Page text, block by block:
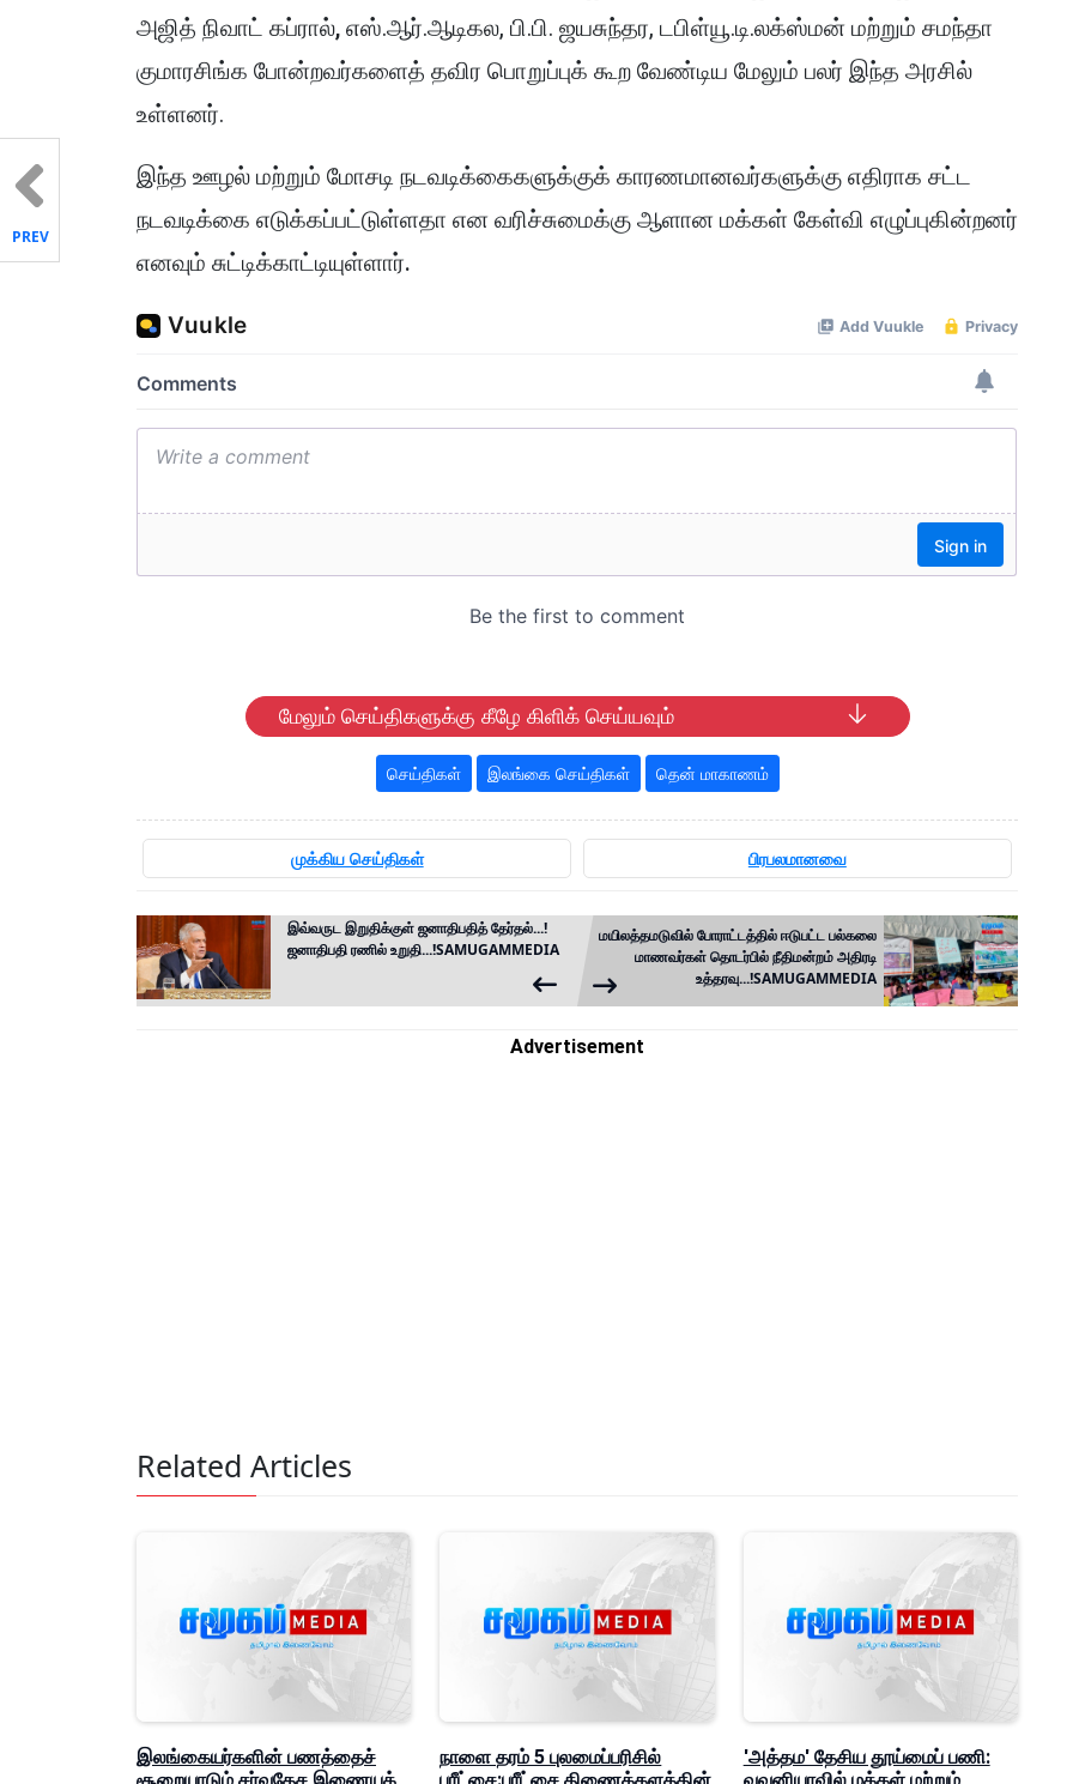
அஜித் நிவாட் கப்ரால், எஸ்.ஆர்.ஆடிகல, பி.பி. ஜயசுந்தர, டபிள்யூ.டி.லக்ஸ்மன் மற்றும் சமந்தா
குமாரசிங்க போன்றவர்களைத் தவிர பொறுப்புக் கூற வேண்டிய மேலும் பலர் இந்த அரசில்
உள்ளனர்.
இந்த ஊழல் மற்றும் மோசடி நடவடிக்கைகளுக்குக் காரணமானவர்களுக்கு எதிராக சட்ட
நடவடிக்கை எடுக்கப்பட்டுள்ளதா என வரிச்சுமைக்கு ஆளான மக்கள் கேள்வி எழுப்புகின்றனர்
எனவும் சுட்டிக்காட்டியுள்ளார்.
மேலும் செய்திகளுக்கு கீழே கிளிக் செய்யவும்
செய்திகள் இலங்கை செய்திகள் தென் மாகாணம்
முக்கிய செய்திகள் பிரபலமானவை
இவ்வருட இறுதிக்குள் ஜனாதிபதித் தேர்தல்...!
ஜனாதிபதி ரணில் உறுதி...!SAMUGAMMEDIA
மயிலத்தமடுவில் போராட்டத்தில் ஈடுபட்ட பல்கலை
மாணவர்கள் தொடர்பில் நீதிமன்றம் அதிரடி
உத்தரவு...!SAMUGAMMEDIA
PREV
Advertisement
Related Articles
இலங்கையர்களின் பணத்தைச்
நாளை தரம் 5 புலமைப்பரிசில்
'அத்தம' தேசிய தூய்மைப் பணி: